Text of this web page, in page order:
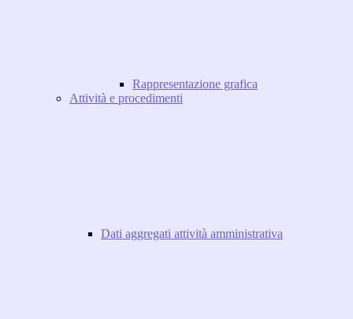
Rappresentazione grafica
Attività e procedimenti
Dati aggregati attività amministrativa